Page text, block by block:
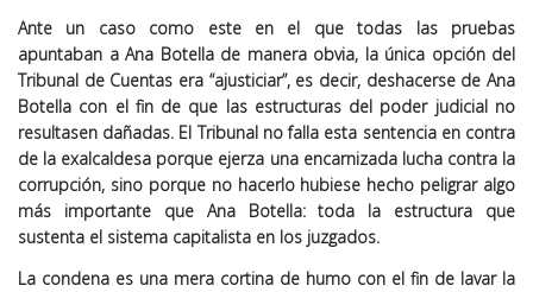
Ante un caso como este en el que todas las pruebas
apuntaban a Ana Botella de manera obvia, la única opción del
Tribunal de Cuentas era “ajusticiar”, es decir, deshacerse de Ana
Botella con el fin de que las estructuras del poder judicial no
resultasen dañadas. El Tribunal no falla esta sentencia en contra
de la exalcaldesa porque ejerza una encarnizada lucha contra la
corrupción, sino porque no hacerlo hubiese hecho peligrar algo
más importante que Ana Botella: toda la estructura que
sustenta el sistema capitalista en los juzgados.
La condena es una mera cortina de humo con el fin de lavar la